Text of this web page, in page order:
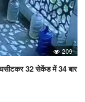
209
32 सेकेंड में 34 बार